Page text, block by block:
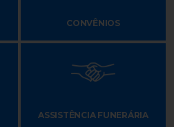
CONVÊNIOS
ASSISTÊNCIA FUNERÁRIA